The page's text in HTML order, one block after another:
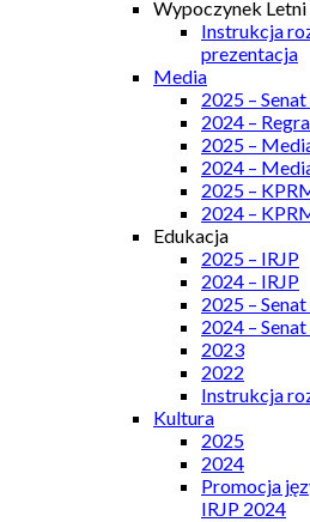
Wypoczynek Letni
Instrukcja
prezentacja
Media
2025 – Senat
2024 –
2025 –
2024 –
2025 –
2024 –
Edukacja
2025 – IRJP
2024 – IRJP
2025 – Senat
2024 – Senat
2023
2022
Instrukcja
Kultura
2025
2024
Promocja
IRJP 2024